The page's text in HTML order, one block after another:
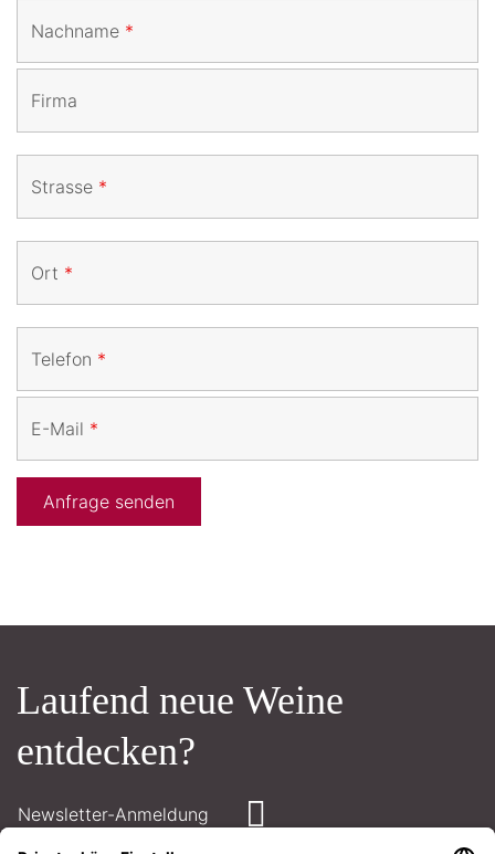
Nachname *
Firma
Strasse *
Ort *
Telefon *
E-Mail *
Laufend neue Weine
entdecken?
Newsletter-Anmeldung